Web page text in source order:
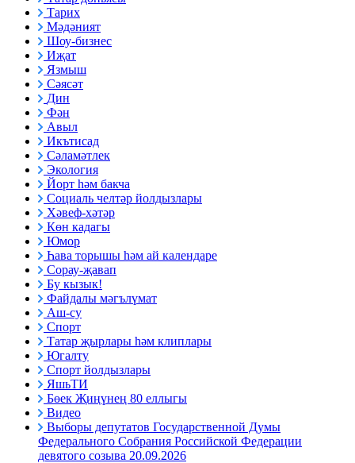
Тарих
Мәдәният
Шоу-бизнес
Иҗат
Язмыш
Сәясәт
Дин
Фән
Авыл
Икътисад
Сәламәтлек
Экология
Йорт һәм бакча
Социаль челтәр йолдызлары
Хәвеф-хәтәр
Көн кадагы
Юмор
Һава торышы һәм ай календаре
Сорау-җавап
Бу кызык!
Файдалы мәгълүмат
Аш-су
Спорт
Татар җырлары һәм клиплары
Югалту
Спорт йолдызлары
ЯшьТИ
Бөек Җиңүнең 80 еллыгы
Видео
Выборы депутатов Государственной Думы
Федерального Собрания Российской Федерации
девятого созыва 20.09.2026